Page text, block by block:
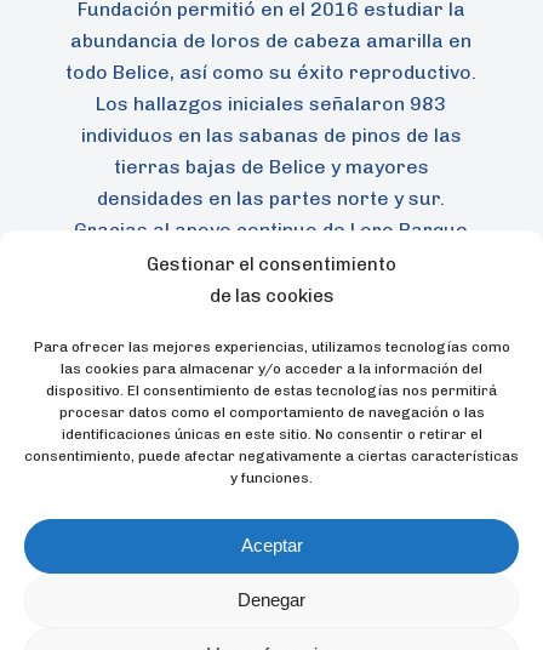
Gestionar el consentimiento
de las cookies
Para ofrecer las mejores experiencias, utilizamos tecnologías como
las cookies para almacenar y/o acceder a la información del
dispositivo. El consentimiento de estas tecnologías nos permitirá
procesar datos como el comportamiento de navegación o las
identificaciones únicas en este sitio. No consentir o retirar el
consentimiento, puede afectar negativamente a ciertas características
y funciones.
Aceptar
Denegar
Fundación permitió en el 2016 estudiar la
abundancia de loros de cabeza amarilla en
todo Belice, así como su éxito reproductivo.
Los hallazgos iniciales señalaron 983
individuos en las sabanas de pinos de las
tierras bajas de Belice y mayores
densidades en las partes norte y sur.
Gracias al apoyo continuo de Loro Parque
Fundación fue posible continuar el
monitoreo en 2017, 2018 y 2019, en este
extraídos en 2018 y criados en cautiverio
en el Belize Bird Rescue (BBR) fueron
reintroducidos en el Parque Nacional
Payne’s Creek (PCNP).
de las 24 psitácidas criadas bajo cuidado
humano en el PCNP junto con las
reintroducciones exitosas en años